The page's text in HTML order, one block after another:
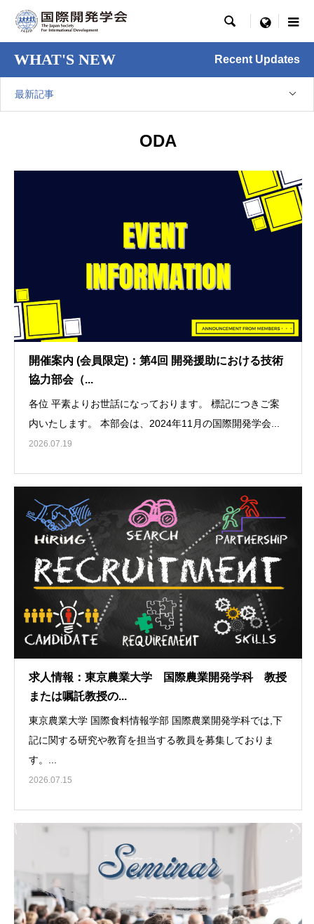
 menu
WHAT'S NEW Recent Updates
最新記事
ODA
開催案内 (会員限定)：第4回 開発援助における技術
協力部会（...
各位 平素よりお世話になっております。 標記につきご案
内いたします。 本部会は、2024年11月の国際開発学会...
2026.07.19
求人情報：東京農業大学 国際農業開発学科 教授
または嘱託教授の...
東京農業大学 国際食料情報学部 国際農業開発学科では,下
記に関する研究や教育を担当する教員を募集しておりま
す。...
2026.07.15